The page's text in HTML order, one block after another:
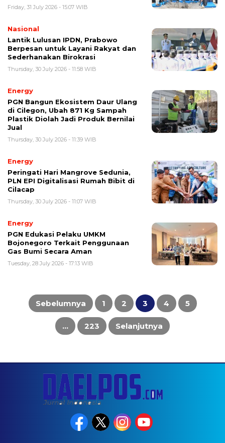
Friday, 31 July 2026 - 15:07 WIB
Nasional
Lantik Lulusan IPDN, Prabowo
Berpesan untuk Layani Rakyat dan
Sederhanakan Birokrasi
Thursday, 30 July 2026 - 11:58 WIB
Energy
PGN Bangun Ekosistem Daur Ulang
di Cilegon, Ubah 871 Kg Sampah
Plastik Diolah Jadi Produk Bernilai
Jual
Thursday, 30 July 2026 - 11:39 WIB
Energy
Peringati Hari Mangrove Sedunia,
PLN EPI Digitalisasi Rumah Bibit di
Cilacap
Thursday, 30 July 2026 - 11:07 WIB
Energy
PGN Edukasi Pelaku UMKM
Bojonegoro Terkait Penggunaan
Gas Bumi Secara Aman
Tuesday, 28 July 2026 - 17:13 WIB
Posts
pagination
Sebelumnya 1 2 3 4 5
… 223 Selanjutnya